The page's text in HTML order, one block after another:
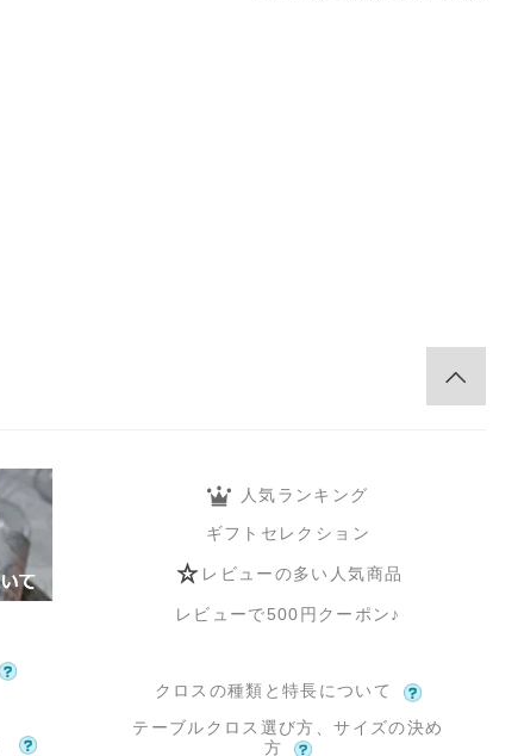
人気ランキング
ギフトセレクション
レビューの多い人気商品
レビューで500円クーポン♪
クロスの種類と特長について
テーブルクロス選び方、サイズの決め
方